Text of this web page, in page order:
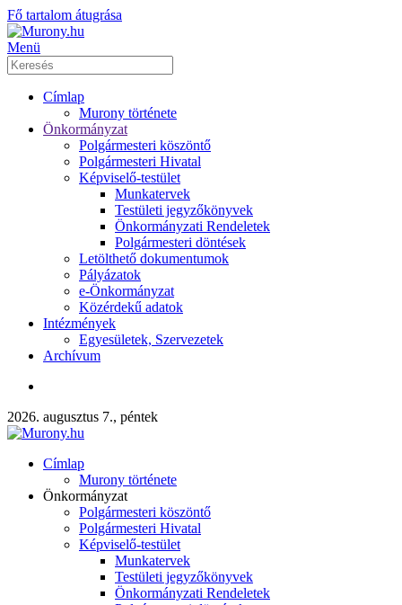
Fő tartalom átugrása
Menü
Címlap
Murony története
Önkormányzat
Polgármesteri köszöntő
Polgármesteri Hivatal
Képviselő-testület
Munkatervek
Testületi jegyzőkönyvek
Önkormányzati Rendeletek
Polgármesteri döntések
Letölthető dokumentumok
Pályázatok
e-Önkormányzat
Közérdekű adatok
Intézmények
Egyesületek, Szervezetek
Archívum
2026. augusztus 7., péntek
Címlap
Murony története
Önkormányzat
Polgármesteri köszöntő
Polgármesteri Hivatal
Képviselő-testület
Munkatervek
Testületi jegyzőkönyvek
Önkormányzati Rendeletek